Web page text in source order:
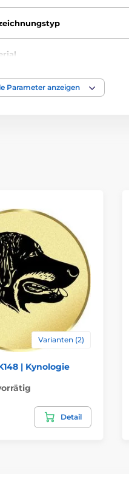
Parameter anzeigen
Varianten (2)
| Kynologie
Detail